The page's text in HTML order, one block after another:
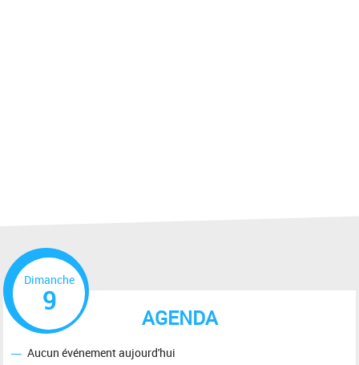
AGENDA
Dimanche
9
Aucun événement aujourd'hui